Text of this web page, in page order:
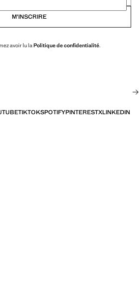
M’INSCRIRE
avoir lu la Politique de confidentialité.
TIKTOKSPOTIFYPINTERESTXLINKEDIN